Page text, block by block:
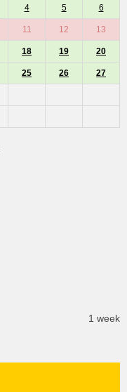
4 5 6
11 12 13
18 19 20
25 26 27
1 week